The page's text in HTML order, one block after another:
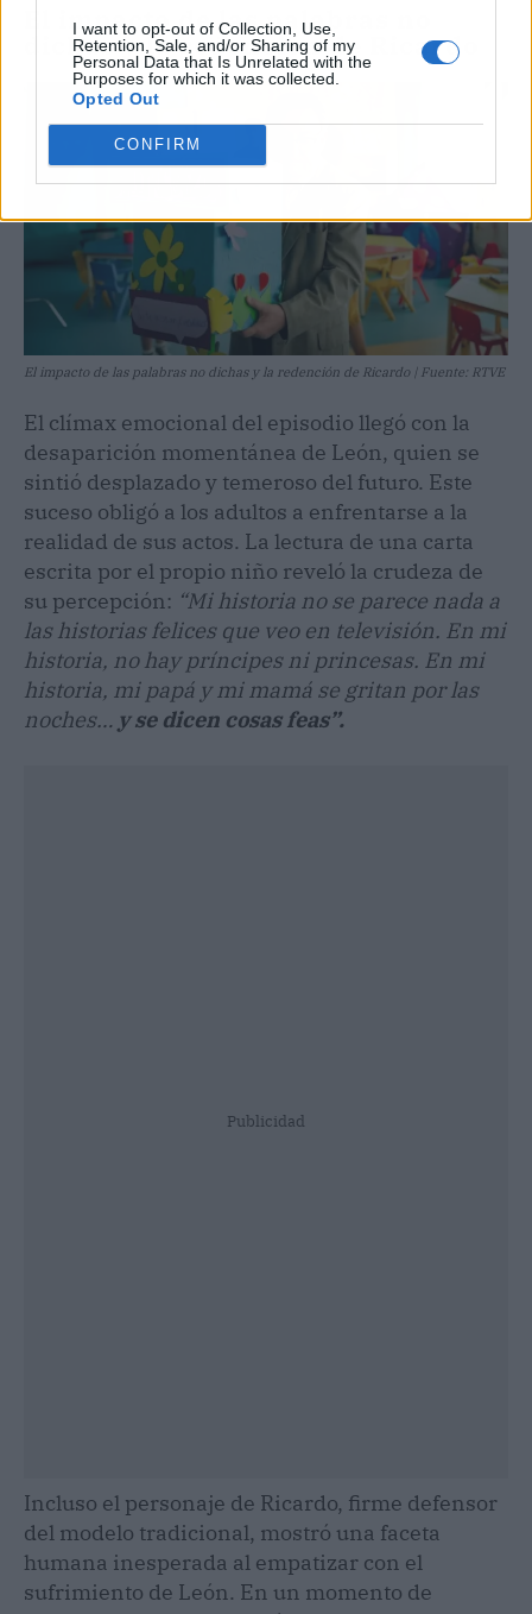
I want to opt-out of Collection, Use,
Retention, Sale, and/or Sharing of my
Personal Data that Is Unrelated with the
Purposes for which it was collected.
Opted Out
CONFIRM
El impacto de las palabras no
dichas y la redención de Ricardo
El impacto de las palabras no dichas y la redención de Ricardo | Fuente: RTVE
El clímax emocional del episodio llegó con la
desaparición momentánea de León, quien se
sintió desplazado y temeroso del futuro. Este
suceso obligó a los adultos a enfrentarse a la
realidad de sus actos. La lectura de una carta
escrita por el propio niño reveló la crudeza de
su percepción: “Mi historia no se parece nada a
las historias felices que veo en televisión. En mi
historia, no hay príncipes ni princesas. En mi
historia, mi papá y mi mamá se gritan por las
noches… y se dicen cosas feas”.
Publicidad
Incluso el personaje de Ricardo, firme defensor
del modelo tradicional, mostró una faceta
humana inesperada al empatizar con el
sufrimiento de León. En un momento de